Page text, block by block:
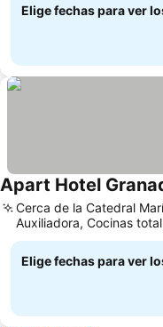
Elige fechas para ver
Apart Hotel
Cerca de la Catedral
Auxiliadora, Cocinas
equipadas
Elige fechas para ver